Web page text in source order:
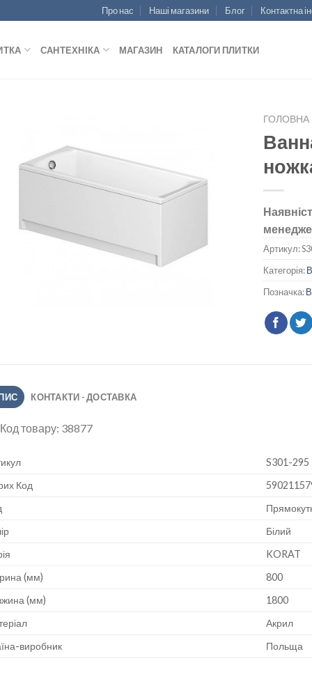
Про нас Наші магазини Блог Контактна
САНТЕХНІКА МАГАЗИН КАТАЛОГИ ПЛИТКИ
ДОДАТИ
ГОЛОВНА
Артикул:
Категорія:
Позначка:
КОНТАКТИ - ДОСТАВКА
Код товару: 38877
S301-295
Код
Білий
KORAT
(мм)
800
(мм)
1800
Акрил
виробник
Польща